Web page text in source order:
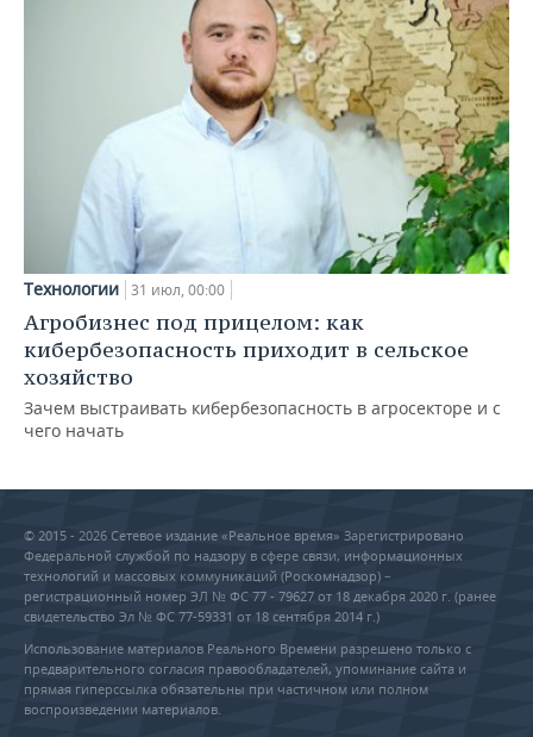
Технологии 31 июл, 00:00
Агробизнес под прицелом: как
кибербезопасность приходит в сельское
хозяйство
Зачем выстраивать кибербезопасность в агросекторе и с
чего начать
© 2015 - 2026 Сетевое издание «Реальное время» Зарегистрировано
Федеральной службой по надзору в сфере связи, информационных
технологий и массовых коммуникаций (Роскомнадзор) –
регистрационный номер ЭЛ № ФС 77 - 79627 от 18 декабря 2020 г. (ранее
свидетельство Эл № ФС 77-59331 от 18 сентября 2014 г.)
Использование материалов Реального Времени разрешено только с
предварительного согласия правообладателей, упоминание сайта и
прямая гиперссылка обязательны при частичном или полном
воспроизведении материалов.